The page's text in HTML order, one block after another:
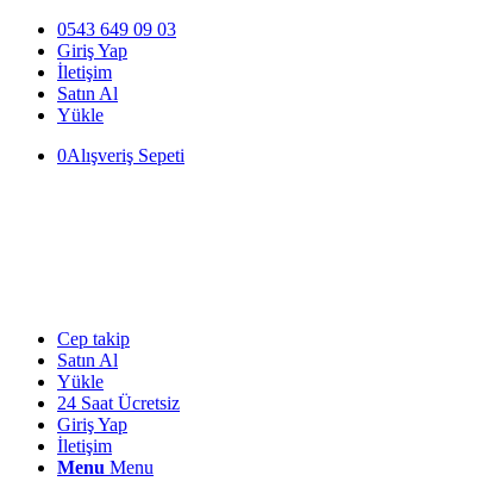
0543 649 09 03
Giriş Yap
İletişim
Satın Al
Yükle
0Alışveriş Sepeti
Cep takip
Satın Al
Yükle
24 Saat Ücretsiz
Giriş Yap
İletişim
Menu Menu